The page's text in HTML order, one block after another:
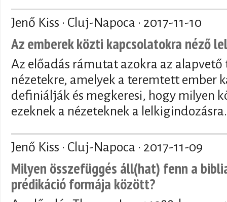
Jenő Kiss · Cluj-Napoca · 2017-11-10
Az emberek közti kapcsolatokra néző
Az előadás rámutat azokra az
nézetekre, amelyek a teremtett ember
definiálják és megkeresi, hogy milyen
ezeknek a nézeteknek a lelkigindozásra.
Jenő Kiss · Cluj-Napoca · 2017-11-09
Milyen összefüggés áll(hat) fenn a
prédikáció formája között?